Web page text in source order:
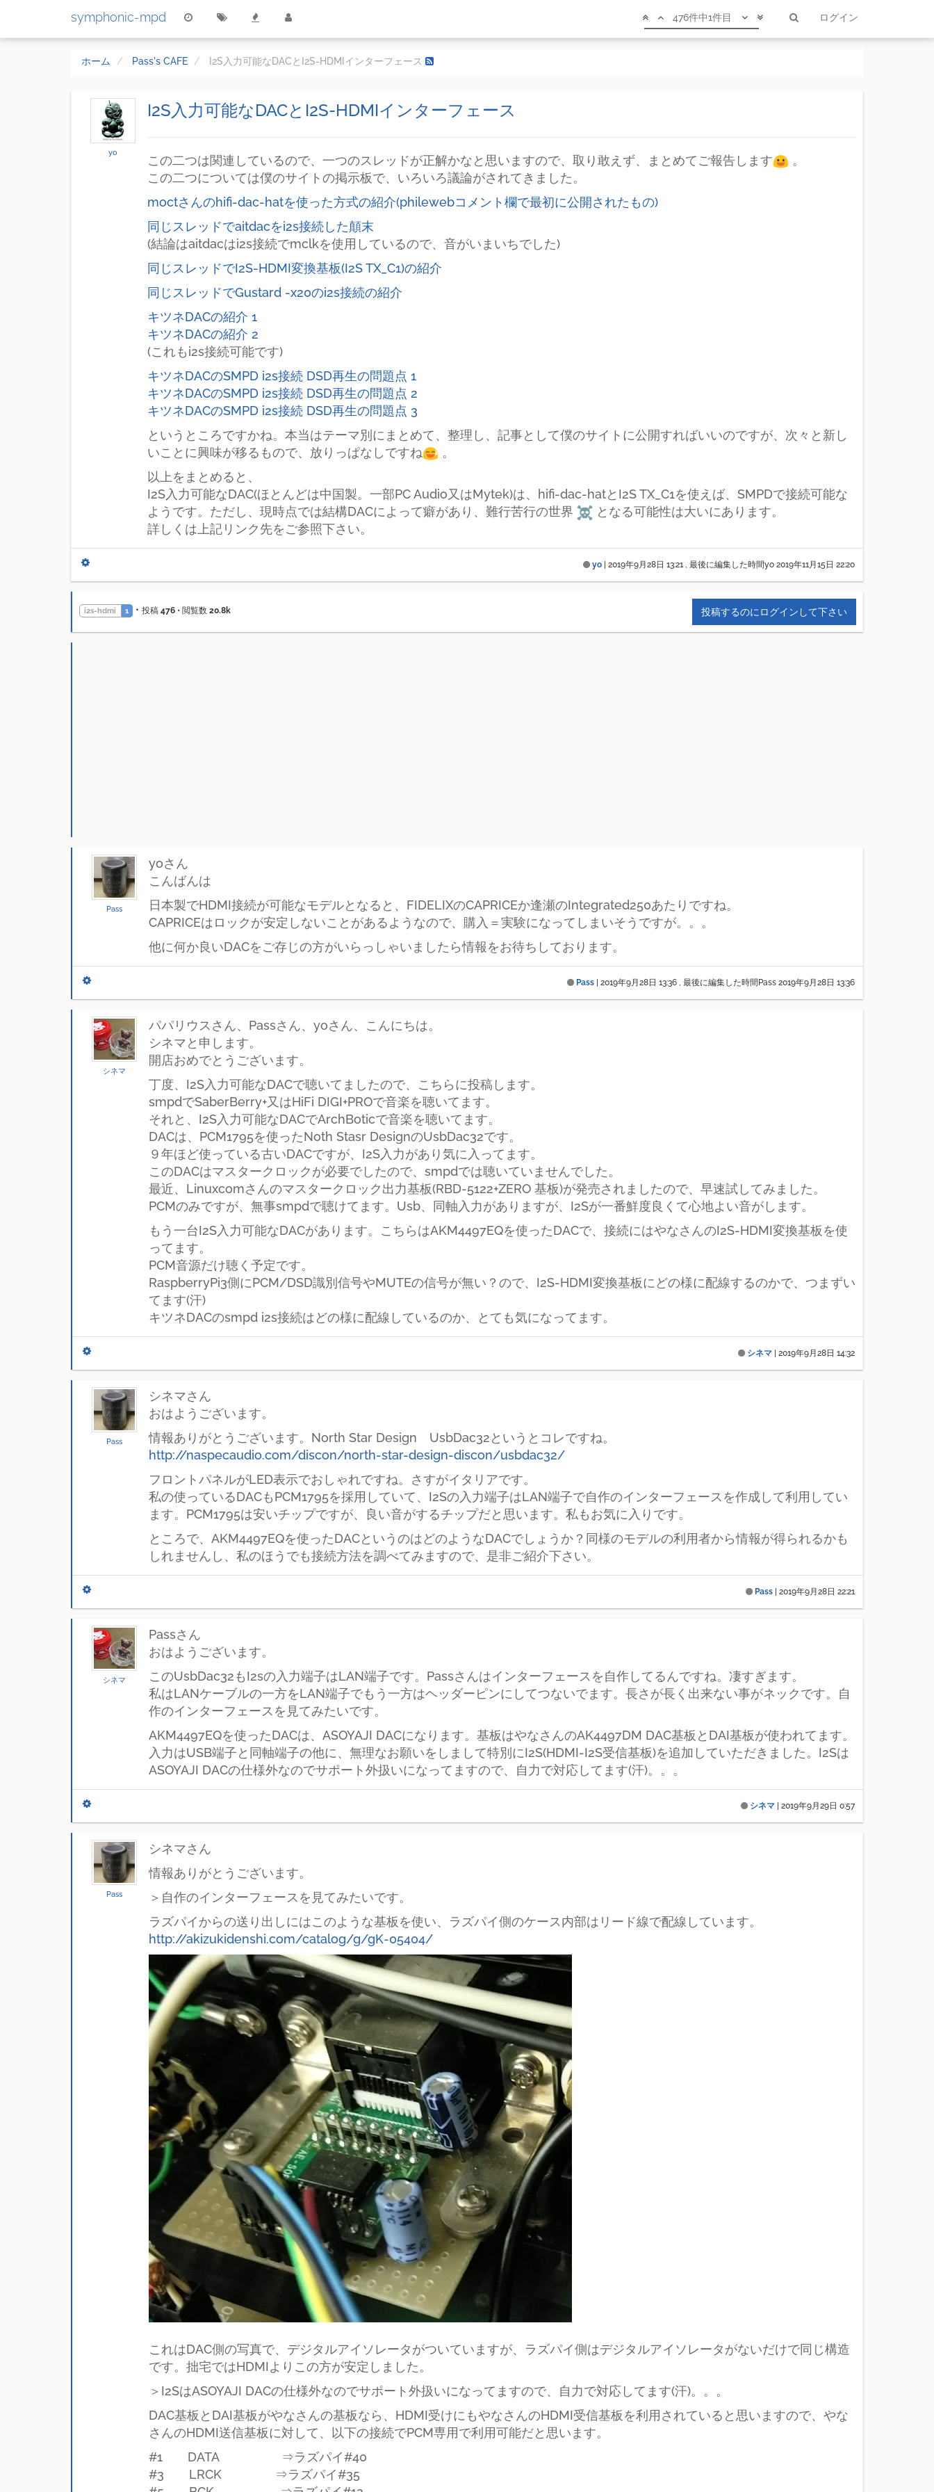
symphonic-mpd ログイン
476件中1件目
ホーム Pass's CAFE I2S入力可能なDACとI2S-HDMIインターフェース
yo
I2S入力可能なDACとI2S-HDMIインターフェース
この二つは関連しているので、一つのスレッドが正解かなと思いますので、取り敢えず、まとめてご報告します
。
この二つについては僕のサイトの掲示板で、いろいろ議論がされてきました。
moctさんのhifi-dac-hatを使った方式の紹介(philewebコメント欄で最初に公開されたもの)
同じスレッドでaitdacをi2s接続した顛末
(結論はaitdacはi2s接続でmclkを使用しているので、音がいまいちでした)
同じスレッドでI2S-HDMI変換基板(I2S TX_C1)の紹介
同じスレッドでGustard -x20のi2s接続の紹介
キツネDACの紹介 1
キツネDACの紹介 2
(これもi2s接続可能です)
キツネDACのSMPD i2s接続 DSD再生の問題点 1
キツネDACのSMPD i2s接続 DSD再生の問題点 2
キツネDACのSMPD i2s接続 DSD再生の問題点 3
というところですかね。本当はテーマ別にまとめて、整理し、記事として僕のサイトに公開すればいいのですが、次々と新し
いことに興味が移るもので、放りっぱなしですね
。
以上をまとめると、
I2S入力可能なDAC(ほとんどは中国製。一部PC Audio又はMytek)は、hifi-dac-hatとI2S TX_C1を使えば、SMPDで接続可能な
ようです。ただし、現時点では結構DACによって癖があり、難行苦行の世界
となる可能性は大いにあります。
詳しくは上記リンク先をご参照下さい。
yo 2019年9月28日 13:21 , 最後に編集した時間yo 2019年11月15日 22:20
i2s-hdmi 1 • 投稿 476• 閲覧数 20.8k 投稿するのにログインして下さい
Pass
yoさん
こんばんは
日本製でHDMI接続が可能なモデルとなると、FIDELIXのCAPRICEか逢瀬のIntegrated250あたりですね。
CAPRICEはロックが安定しないことがあるようなので、購入＝実験になってしまいそうですが。。。
他に何か良いDACをご存じの方がいらっしゃいましたら情報をお待ちしております。
Pass 2019年9月28日 13:36 , 最後に編集した時間Pass 2019年9月28日 13:36
シネマ
パパリウスさん、Passさん、yoさん、こんにちは。
シネマと申します。
開店おめでとうございます。
丁度、I2S入力可能なDACで聴いてましたので、こちらに投稿します。
smpdでSaberBerry+又はHiFi DIGI+PROで音楽を聴いてます。
それと、I2S入力可能なDACでArchBoticで音楽を聴いてます。
DACは、PCM1795を使ったNoth Stasr DesignのUsbDac32です。
９年ほど使っている古いDACですが、I2S入力があり気に入ってます。
このDACはマスタークロックが必要でしたので、smpdでは聴いていませんでした。
最近、Linuxcomさんのマスタークロック出力基板(RBD-5122+ZERO 基板)が発売されましたので、早速試してみました。
PCMのみですが、無事smpdで聴けてます。Usb、同軸入力がありますが、I2Sが一番鮮度良くて心地よい音がします。
もう一台I2S入力可能なDACがあります。こちらはAKM4497EQを使ったDACで、接続にはやなさんのI2S-HDMI変換基板を使
ってます。
PCM音源だけ聴く予定です。
RaspberryPi3側にPCM/DSD識別信号やMUTEの信号が無い？ので、I2S-HDMI変換基板にどの様に配線するのかで、つまずい
てます(汗)
キツネDACのsmpd i2s接続はどの様に配線しているのか、とても気になってます。
シネマ 2019年9月28日 14:32
Pass
シネマさん
おはようございます。
情報ありがとうございます。North Star Design UsbDac32というとコレですね。
http://naspecaudio.com/discon/north-star-design-discon/usbdac32/
フロントパネルがLED表示でおしゃれですね。さすがイタリアです。
私の使っているDACもPCM1795を採用していて、I2Sの入力端子はLAN端子で自作のインターフェースを作成して利用してい
ます。PCM1795は安いチップですが、良い音がするチップだと思います。私もお気に入りです。
ところで、AKM4497EQを使ったDACというのはどのようなDACでしょうか？同様のモデルの利用者から情報が得られるかも
しれませんし、私のほうでも接続方法を調べてみますので、是非ご紹介下さい。
Pass 2019年9月28日 22:21
シネマ
Passさん
おはようございます。
このUsbDac32もI2sの入力端子はLAN端子です。Passさんはインターフェースを自作してるんですね。凄すぎます。
私はLANケーブルの一方をLAN端子でもう一方はヘッダーピンにしてつないでます。長さが長く出来ない事がネックです。自
作のインターフェースを見てみたいです。
AKM4497EQを使ったDACは、ASOYAJI DACになります。基板はやなさんのAK4497DM DAC基板とDAI基板が使われてます。
入力はUSB端子と同軸端子の他に、無理なお願いをしまして特別にI2S(HDMI-I2S受信基板)を追加していただきました。I2Sは
ASOYAJI DACの仕様外なのでサポート外扱いになってますので、自力で対応してます(汗)。。。
シネマ 2019年9月29日 0:57
Pass
シネマさん
情報ありがとうございます。
＞自作のインターフェースを見てみたいです。
ラズパイからの送り出しにはこのような基板を使い、ラズパイ側のケース内部はリード線で配線しています。
http://akizukidenshi.com/catalog/g/gK-05404/
これはDAC側の写真で、デジタルアイソレータがついていますが、ラズパイ側はデジタルアイソレータがないだけで同じ構造
です。拙宅ではHDMIよりこの方が安定しました。
＞I2SはASOYAJI DACの仕様外なのでサポート外扱いになってますので、自力で対応してます(汗)。。。
DAC基板とDAI基板がやなさんの基板なら、HDMI受けにもやなさんのHDMI受信基板を利用されていると思いますので、やな
さんのHDMI送信基板に対して、以下の接続でPCM専用で利用可能だと思います。
#1 DATA ⇒ラズパイ#40
#3 LRCK ⇒ラズパイ#35